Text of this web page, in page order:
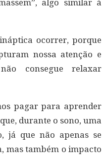
algo similar à
ocorrer, porque
nossa atenção e
consegue relaxar
pagar para aprender
durante o sono, uma
já que não apenas se
mas também o impacto